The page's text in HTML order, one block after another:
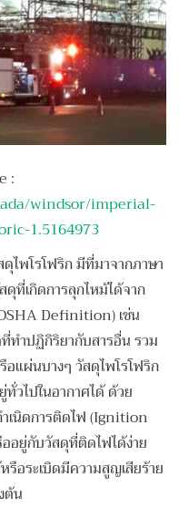
:
windsor/imperial-
1.5164973
โรโฟริก มีที่มาจากภาษา
ที่เกิดการลุกไหม้ได้จาก
Definition) เช่น
ทำปฏิกิริยากับสารอื่น รวม
อแผ่นบางๆ วัสดุไพโรโฟริก
วไปในอากาศได้ ด้วย
เนิดการติดไฟ (Ignition
อยู่กับวัสดุที่ติดไฟได้ง่าย
รือระเบิดมีความสูญเสียร้าย
ต้น